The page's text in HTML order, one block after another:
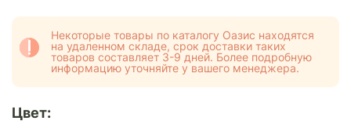
Некоторые товары по каталогу Оазис находятся
на удаленном складе, срок доставки таких
товаров составляет 3-9 дней. Более подробную
информацию уточняйте у вашего менеджера.
Цвет: